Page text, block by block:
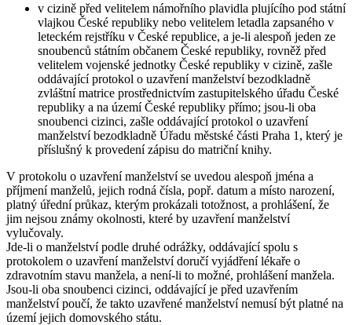
v cizině před velitelem námořního plavidla plujícího pod státní
vlajkou České republiky nebo velitelem letadla zapsaného v
leteckém rejstříku v České republice, a je-li alespoň jeden ze
snoubenců státním občanem České republiky, rovněž před
velitelem vojenské jednotky České republiky v cizině, zašle
oddávající protokol o uzavření manželství bezodkladně
zvláštní matrice prostřednictvím zastupitelského úřadu České
republiky a na území České republiky přímo; jsou-li oba
snoubenci cizinci, zašle oddávající protokol o uzavření
manželství bezodkladně Úřadu městské části Praha 1, který je
příslušný k provedení zápisu do matriční knihy.
V protokolu o uzavření manželství se uvedou alespoň jména a
příjmení manželů, jejich rodná čísla, popř. datum a místo narození,
platný úřední průkaz, kterým prokázali totožnost, a prohlášení, že
jim nejsou známy okolnosti, které by uzavření manželství
vylučovaly.
Jde-li o manželství podle druhé odrážky, oddávající spolu s
protokolem o uzavření manželství doručí vyjádření lékaře o
zdravotním stavu manžela, a není-li to možné, prohlášení manžela.
Jsou-li oba snoubenci cizinci, oddávající je před uzavřením
manželství poučí, že takto uzavřené manželství nemusí být platné na
území jejich domovského státu.